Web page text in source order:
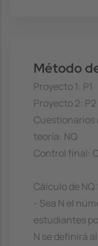
Método
Proyecto 1: P1
Proyecto 2: P2
Cuestionarios
teoría: NQ
Control final:
Cálculo de NQ:
- Sea N el
estudiantes
N se definirá